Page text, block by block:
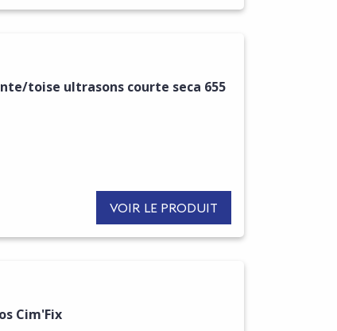
toise ultrasons courte seca 655
VOIR LE PRODUIT
Cim'Fix